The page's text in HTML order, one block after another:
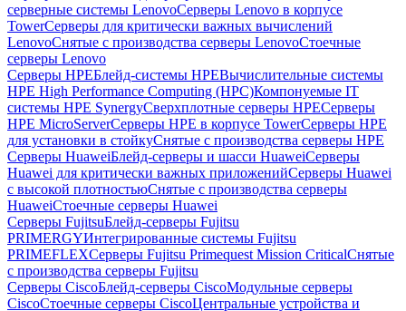
серверные системы LenovoСерверы Lenovo в корпусе
TowerСерверы для критически важных вычислений
LenovoСнятые с производства серверы LenovoСтоечные
серверы Lenovo
Серверы HPEБлейд-системы HPEВычислительные системы
HPE High Performance Computing (HPC)Компонуемые IT
системы HPE SynergyСверхплотные серверы HPEСерверы
HPE MicroServerСерверы HPE в корпусе TowerСерверы HPE
для установки в стойкуСнятые с производства серверы HPE
Серверы HuaweiБлейд-серверы и шасси HuaweiСерверы
Huawei для критически важных приложенийСерверы Huawei
с высокой плотностьюСнятые с производства серверы
HuaweiСтоечные серверы Huawei
Серверы FujitsuБлейд-серверы Fujitsu
PRIMERGYИнтегрированные системы Fujitsu
PRIMEFLEXСерверы Fujitsu Primequest Mission CriticalСнятые
с производства серверы Fujitsu
Серверы CiscoБлейд-серверы CiscoМодульные серверы
CiscoСтоечные серверы CiscoЦентральные устройства и